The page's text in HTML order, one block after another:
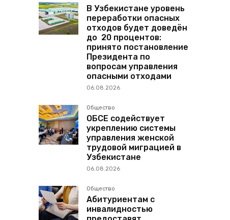
В Узбекистане уровень
переработки опасных
отходов будет доведён
до 20 процентов:
принято постановление
Президента по
вопросам управления
опасными отходами
06.08.2026
Общество
ОБСЕ содействует
укреплению системы
управления женской
трудовой миграцией в
Узбекистане
06.08.2026
Общество
Абитуриентам с
инвалидностью